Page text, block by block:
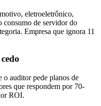
eletroeletrônico,
consumo de servidor do
Empresa que ignora 11
o auditor pede planos de
que respondem por 70-
ROI.